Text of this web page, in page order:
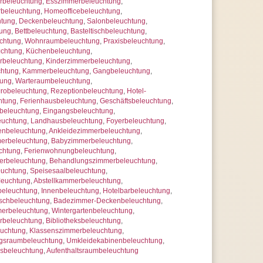
Artikelanzahl nach Mengenrabatten
, Homeofficebeleuchtung,
, Deckenbeleuchtung, Salonbeleuchtung,
, Bettbeleuchtung, Basteltischbeleuchtung,
, Wohnraumbeleuchtung, Praxisbeleuchtung,
, Küchenbeleuchtung,
, Kinderzimmerbeleuchtung,
, Kammerbeleuchtung, Gangbeleuchtung,
, Warteraumbeleuchtung,
, Rezeptionbeleuchtung, Hotel-
, Ferienhausbeleuchtung, Geschäftsbeleuchtung,
, Eingangsbeleuchtung,
, Landhausbeleuchtung, Foyerbeleuchtung,
,Ankleidezimmerbeleuchtung,
, Babyzimmerbeleuchtung,
, Ferienwohnungbeleuchtung,
, Behandlungszimmerbeleuchtung,
, Speisesaalbeleuchtung,
,Abstellkammerbeleuchtung,
, Innenbeleuchtung, Hotelbarbeleuchtung,
, Badezimmer-Deckenbeleuchtung,
, Wintergartenbeleuchtung,
, Bibliotheksbeleuchtung,
, Klassenszimmerbeleuchtung,
, Umkleidekabinenbeleuchtung,
,Aufenthaltsraumbeleuchtung